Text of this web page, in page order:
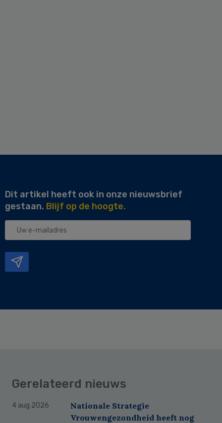
Dit artikel heeft ook in onze nieuwsbrief
gestaan. Blijf op de hoogte.
Uw
Gerelateerd nieuws
4 aug 2026
Nationale Strategie
Vrouwengezondheid heeft nog